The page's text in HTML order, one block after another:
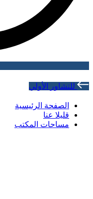
للتشاور الأولي
الصفحة الرئيسية
قليلا عنا
مساحات المكتب